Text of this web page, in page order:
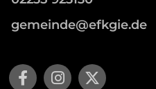
gemeinde@efkgie.de